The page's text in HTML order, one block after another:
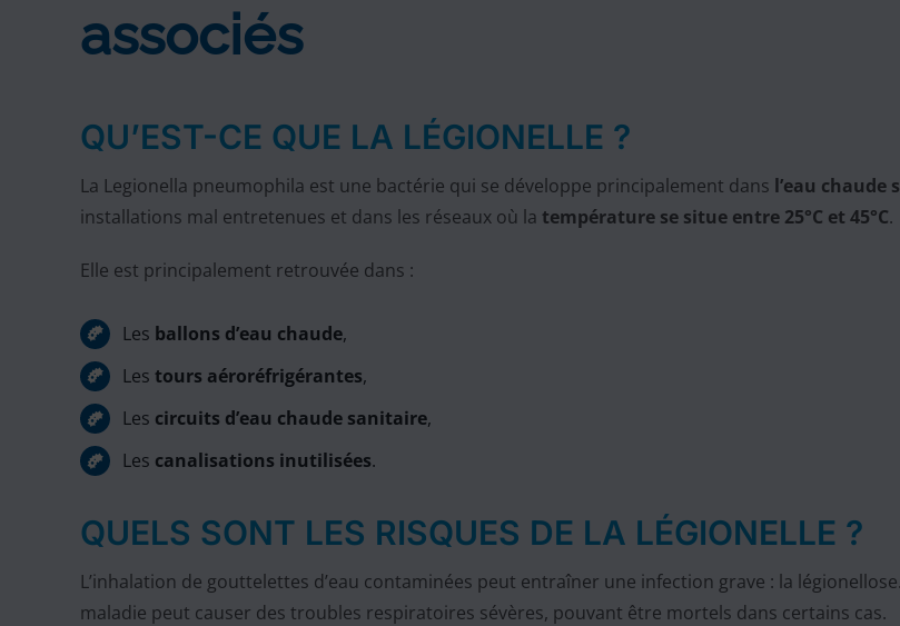
associés
QU’EST-CE QUE LA LÉGIONELLE ?
La Legionella pneumophila est une bactérie qui se développe principalement dans l’eau chaude
installations mal entretenues et dans les réseaux où la température se situe entre 25°C et 45°C.
Elle est principalement retrouvée dans :
Les ballons d’eau chaude,
Lestours aéroréfrigérantes,
Les circuits d’eau chaude sanitaire,
Les canalisations inutilisées.
QUELS SONT LES RISQUES DE LA LÉGIONELLE ?
L’inhalation de gouttelettes d’eau contaminées peut entraîner une infection grave : la
maladie peut causer des troubles respiratoires sévères, pouvant être mortels dans certains cas.